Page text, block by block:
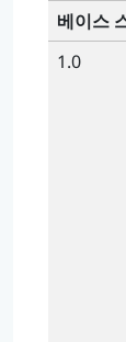
베이스
1.0